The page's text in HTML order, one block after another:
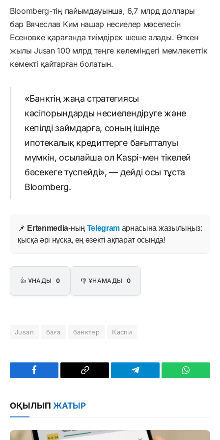
Bloomberg-тің пайымдауынша, 6,7 млрд доллары
бар Вячеслав Ким нашар несиелер мәселесін
Есеновке қарағанда тиімдірек шеше алады. Өткен
жылы Jusan 100 млрд теңге көлеміндегі мемлекеттік
көмекті қайтарған болатын.
«Банктің жаңа стратегиясы
кәсіпорындарды несиелендіруге және
кепілді займдарға, соның ішінде
ипотекалық кредиттерге бағытталуы
мүмкін, осылайша ол Kaspi-мен тікелей
бәсекеге түспейді», — дейді осы тұста
Bloomberg.
📌 Ertenmedia-ның Telegram арнасына жазылыңыз:
қысқа әрі нұсқа, ең өзекті ақпарат осында!
👍 ҰНАДЫ 0 👎 ҰНАМАДЫ 0
Jusan баға банктер Каспи
Facebook
Copy
Telegram
ОҚЫЛЫП ЖАТЫР